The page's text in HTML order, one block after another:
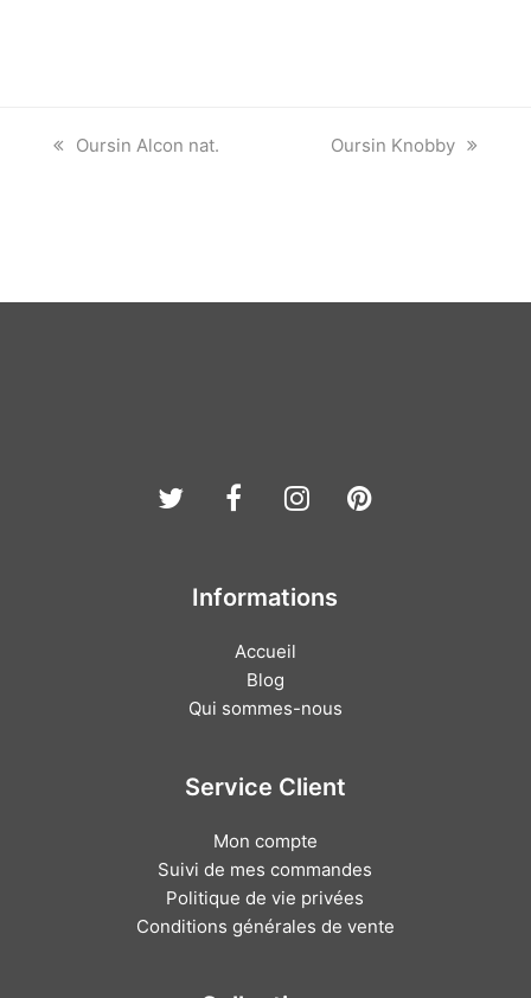
previous
Oursin Alcon nat.
next
Oursin Knobby
TwitterFacebook
Instagram
Pinterest
Informations
Accueil
Blog
Qui sommes-nous
Service Client
Mon compte
Suivi de mes commandes
Politique de vie privées
Conditions générales de vente